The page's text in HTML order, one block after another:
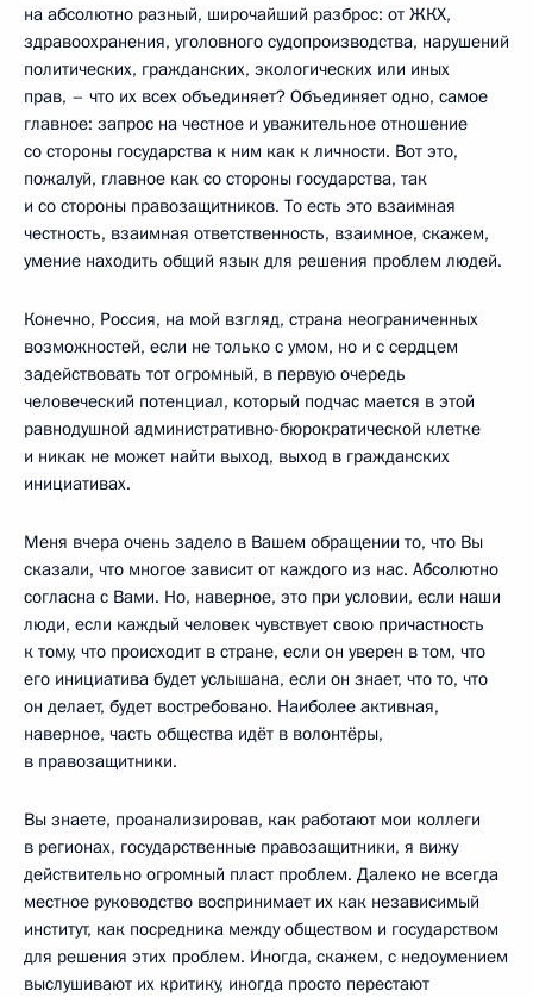
на абсолютно разный, широчайший разброс: от ЖКХ,
здравоохранения, уголовного судопроизводства, нарушений
политических, гражданских, экологических или иных
прав, – что их всех объединяет? Объединяет одно, самое
главное: запрос на честное и уважительное отношение
со стороны государства к ним как к личности. Вот это,
пожалуй, главное как со стороны государства, так
и со стороны правозащитников. То есть это взаимная
честность, взаимная ответственность, взаимное, скажем,
умение находить общий язык для решения проблем людей.
Конечно, Россия, на мой взгляд, страна неограниченных
возможностей, если не только с умом, но и с сердцем
задействовать тот огромный, в первую очередь
человеческий потенциал, который подчас мается в этой
равнодушной административно-бюрократической клетке
и никак не может найти выход, выход в гражданских
инициативах.
Меня вчера очень задело в Вашем обращении то, что Вы
сказали, что многое зависит от каждого из нас. Абсолютно
согласна с Вами. Но, наверное, это при условии, если наши
люди, если каждый человек чувствует свою причастность
к тому, что происходит в стране, если он уверен в том, что
его инициатива будет услышана, если он знает, что то, что
он делает, будет востребовано. Наиболее активная,
наверное, часть общества идёт в волонтёры,
в правозащитники.
Вы знаете, проанализировав, как работают мои коллеги
в регионах, государственные правозащитники, я вижу
действительно огромный пласт проблем. Далеко не всегда
местное руководство воспринимает их как независимый
институт, как посредника между обществом и государством
для решения этих проблем. Иногда, скажем, с недоумением
выслушивают их критику, иногда просто перестают